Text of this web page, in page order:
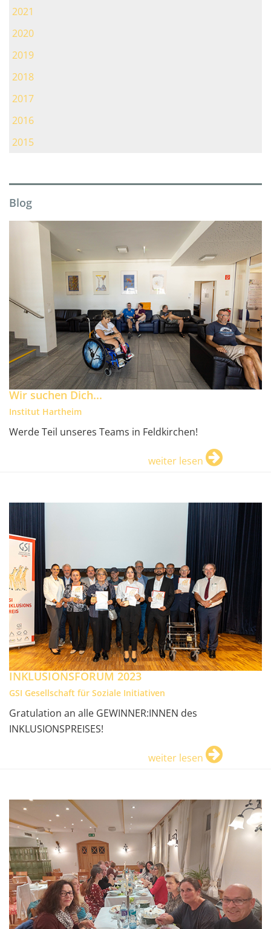
2021
2020
2019
2018
2017
2016
2015
Blog
Wir suchen Dich...
Institut Hartheim
Werde Teil unseres Teams in Feldkirchen!
weiter lesen
INKLUSIONSFORUM 2023
GSI Gesellschaft für Soziale Initiativen
Gratulation an alle GEWINNER:INNEN des
INKLUSIONSPREISES!
weiter lesen